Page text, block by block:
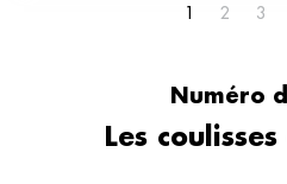
1 2 3
Numéro
Les